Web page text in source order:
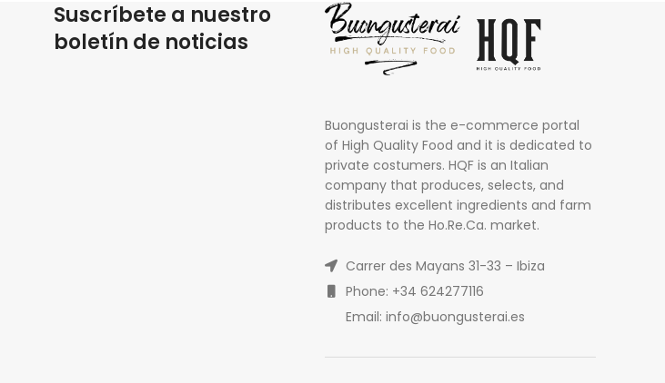
Suscríbete a nuestro
boletín de noticias
Buongusterai is the e-commerce portal
of High Quality Food and it is dedicated to
private costumers. HQF is an Italian
company that produces, selects, and
distributes excellent ingredients and farm
products to the Ho.Re.Ca. market.
Carrer des Mayans 31-33 – Ibiza
Phone: +34 624277116
Email: info@buongusterai.es